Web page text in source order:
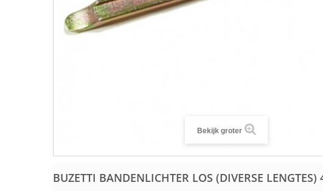
Bekijk groter
BUZETTI BANDENLICHTER LOS (DIVERSE LENGTES)